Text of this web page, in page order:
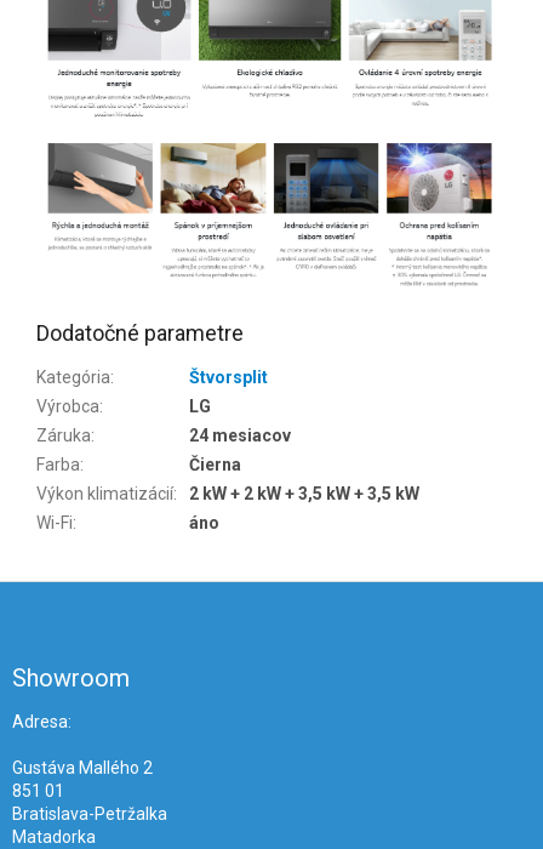
Dodatočné parametre
Kategória:
Štvorsplit
Výrobca:
LG
Záruka:
24 mesiacov
Farba:
Čierna
Výkon klimatizácií:
2 kW + 2 kW + 3,5 kW + 3,5 kW
Wi-Fi: áno
Showroom
Adresa:
Gustáva Mallého 2
851 01
Bratislava-Petržalka
Matadorka